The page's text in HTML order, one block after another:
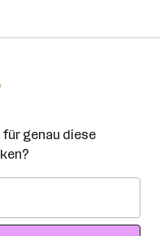
für genau diese